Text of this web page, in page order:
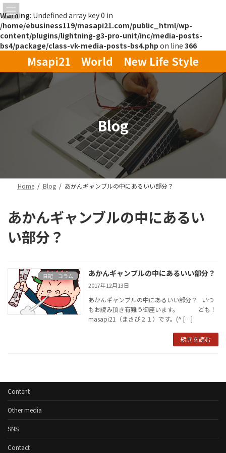
Warning: Undefined array key 0 in
/home/ebusiness119/masapi21.com/public_html/wp-
content/plugins/lightning-g3-pro-unit/inc/media-posts-
bs4/package/class-vk-media-posts-bs4.php on line 366
テ
ン
ツ
へ
ゲ
ー
シ
ョ
Msapi21 World New Life Style
Blog
Home Blog あかんギャンブルの中にあるいい部分？
あかんギャンブルの中にあるい
い部分？
日記 コラム あかんギャンブルの中にあるいい部分？
2017年12月13日
あかんギャンブルの中にあるいい部分？ いつ
もお読み頂き有難う御座います。 ども！
masapi21（まさぴ２１）です。(^ […]
続きを読む
Content
Other media
SNS
Contact